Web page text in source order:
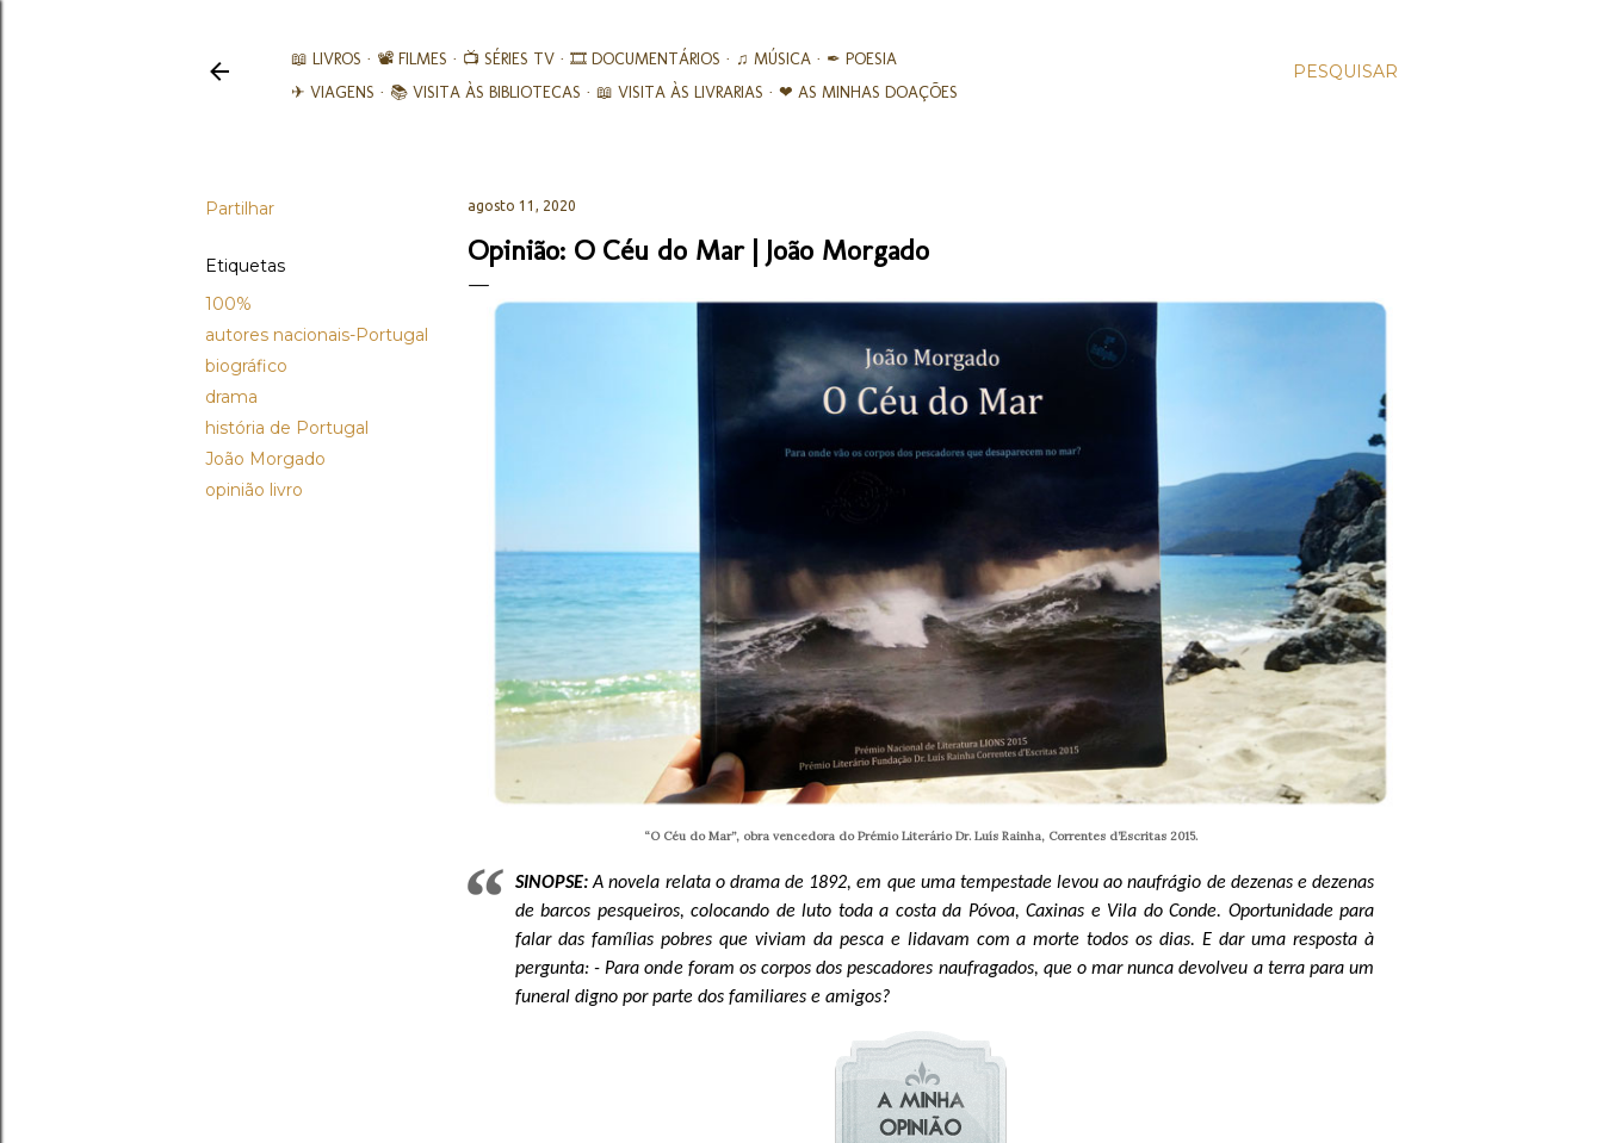
PESQUISAR
📖 LIVROS 📽️ FILMES 📺 SÉRIES TV 🎞︎ DOCUMENTÁRIOS ♫ MÚSICA
✒ POESIA
✈ VIAGENS
📚︎ VISITA ÀS BIBLIOTECAS 📖 VISITA ÀS LIVRARIAS ❤ AS MINHAS DOAÇÕES
Partilhar
Etiquetas
100%
autores nacionais-Portugal
biográfico
drama
história de Portugal
João Morgado
opinião livro
agosto 11, 2020
Opinião: O Céu do Mar | João Morgado
“O Céu do Mar”, obra vencedora do Prémio Literário Dr. Luís Rainha, Correntes d’Escritas 2015.
SINOPSE:A novela relata o drama de 1892, em que uma tempestade levou ao naufrágio de dezenas e dezenas
de barcos pesqueiros, colocando de luto toda a costa da Póvoa, Caxinas e Vila do Conde. Oportunidade para
falar das famílias pobres que viviam da pesca e lidavam com a morte todos os dias. E dar uma resposta à
pergunta: - Para onde foram os corpos dos pescadores naufragados, que o mar nunca devolveu a terra para um
funeral digno por parte dos familiares e amigos?